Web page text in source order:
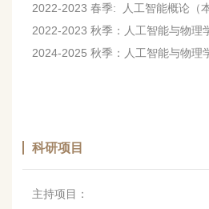
2022-2023 春季: 人工智能概论（
2022-2023 秋季：人工智能与物理
2024-2025 秋季： 人工智能与物理
科研项目
主持项目：